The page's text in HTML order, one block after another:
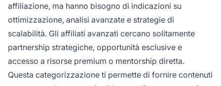
affiliazione, ma hanno bisogno di indicazioni su
ottimizzazione, analisi avanzate e strategie di
scalabilità. Gli affiliati avanzati cercano solitamente
partnership strategiche, opportunità esclusive e
accesso a risorse premium o mentorship diretta.
Questa categorizzazione ti permette di fornire contenuti